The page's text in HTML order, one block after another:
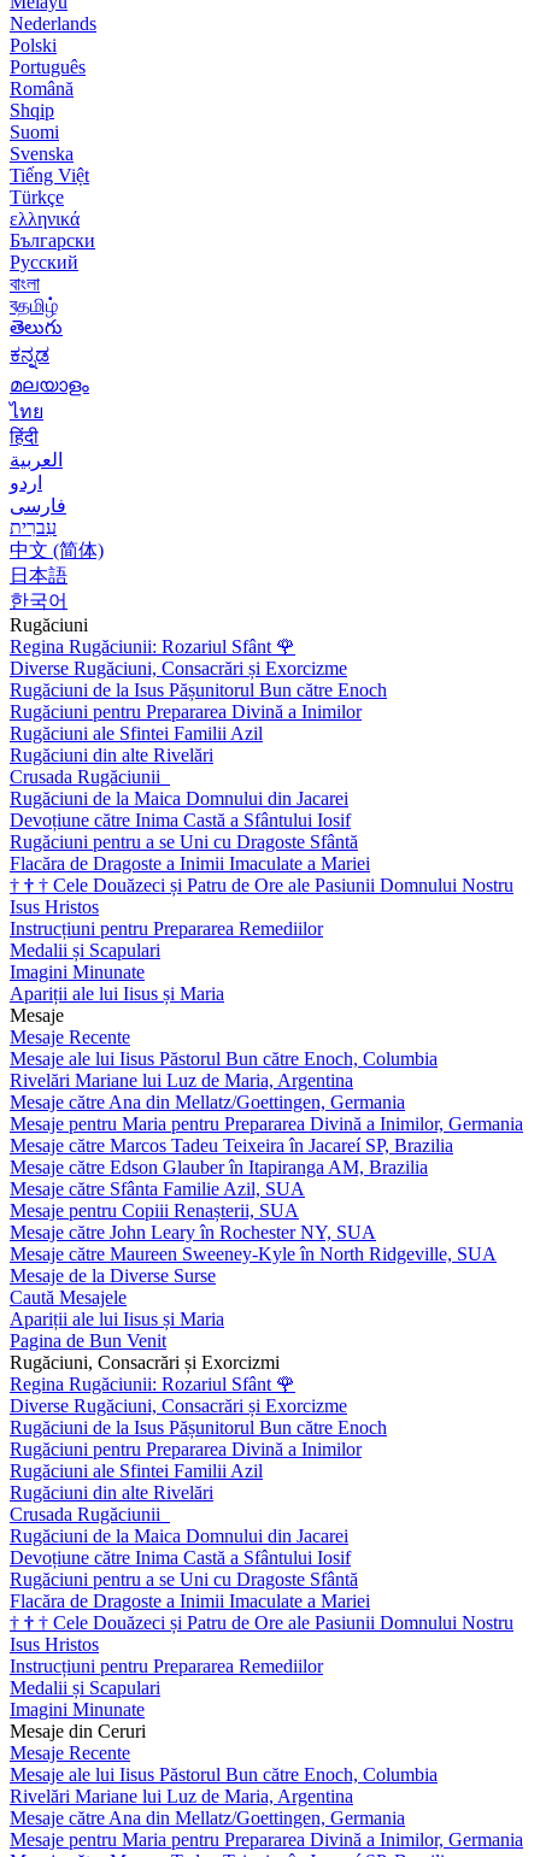
Nederlands
Polski
Português
Română
Shqip
Suomi
Svenska
Tiếng Việt
Türkçe
ελληνικά
Български
Русский
বাংলা
বதமிழ்
తెలుగు
ಕನ್ನಡ
മലയാളം
ไทย
हिंदी
العربية
اردو
فارسی
עִברִית
中文 (简体)
日本語
한국어
Rugăciuni
Regina Rugăciunii: Rozariul Sfânt 🌹
Diverse Rugăciuni, Consacrări și Exorcizme
Rugăciuni de la Isus Pășunitorul Bun către Enoch
Rugăciuni pentru Prepararea Divină a Inimilor
Rugăciuni ale Sfintei Familii Azil
Rugăciuni din alte Rivelări
Crusada Rugăciunii
Rugăciuni de la Maica Domnului din Jacarei
Devoțiune către Inima Castă a Sfântului Iosif
Rugăciuni pentru a se Uni cu Dragoste Sfântă
Flacăra de Dragoste a Inimii Imaculate a Mariei
† † † Cele Douăzeci și Patru de Ore ale Pasiunii Domnului Nostru
Isus Hristos
Instrucțiuni pentru Prepararea Remediilor
Medalii și Scapulari
Imagini Minunate
Apariții ale lui Iisus și Maria
Mesaje
Mesaje Recente
Mesaje ale lui Iisus Păstorul Bun către Enoch, Columbia
Rivelări Mariane lui Luz de Maria, Argentina
Mesaje către Ana din Mellatz/Goettingen, Germania
Mesaje pentru Maria pentru Prepararea Divină a Inimilor, Germania
Mesaje către Marcos Tadeu Teixeira în Jacareí SP, Brazilia
Mesaje către Edson Glauber în Itapiranga AM, Brazilia
Mesaje către Sfânta Familie Azil, SUA
Mesaje pentru Copiii Renașterii, SUA
Mesaje către John Leary în Rochester NY, SUA
Mesaje către Maureen Sweeney-Kyle în North Ridgeville, SUA
Mesaje de la Diverse Surse
Caută Mesajele
Apariții ale lui Iisus și Maria
Pagina de Bun Venit
Rugăciuni, Consacrări și Exorcizmi
Regina Rugăciunii: Rozariul Sfânt 🌹
Diverse Rugăciuni, Consacrări și Exorcizme
Rugăciuni de la Isus Pășunitorul Bun către Enoch
Rugăciuni pentru Prepararea Divină a Inimilor
Rugăciuni ale Sfintei Familii Azil
Rugăciuni din alte Rivelări
Crusada Rugăciunii
Rugăciuni de la Maica Domnului din Jacarei
Devoțiune către Inima Castă a Sfântului Iosif
Rugăciuni pentru a se Uni cu Dragoste Sfântă
Flacăra de Dragoste a Inimii Imaculate a Mariei
† † † Cele Douăzeci și Patru de Ore ale Pasiunii Domnului Nostru
Isus Hristos
Instrucțiuni pentru Prepararea Remediilor
Medalii și Scapulari
Imagini Minunate
Mesaje din Ceruri
Mesaje Recente
Mesaje ale lui Iisus Păstorul Bun către Enoch, Columbia
Rivelări Mariane lui Luz de Maria, Argentina
Mesaje către Ana din Mellatz/Goettingen, Germania
Mesaje pentru Maria pentru Prepararea Divină a Inimilor, Germania